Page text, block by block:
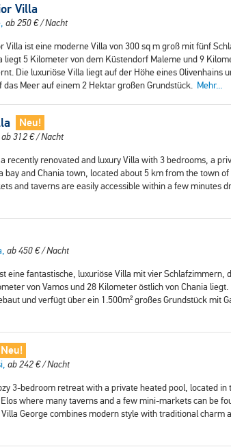
Villa
ab250€/ Nacht
Villa ist eine moderne Villa von 300 sq m groß mit fünf
liegt 5 Kilometer von dem Küstendorf Maleme und 9
Die luxuriöse Villa liegt auf der Höhe eines Olivenhains
das Meer auf einem 2 Hektar großen Grundstück. Mehr...
Neu!
ab312€/ Nacht
recently renovated and luxury Villa with 3 bedrooms, a
bay and Chania town, located about 5 km from the town
and taverns are easily accessible within a few minutes
ab450€/ Nacht
eine fantastische, luxuriöse Villa mit vier Schlafzimmern,
von Vamos und 28 Kilometer östlich von Chania
und verfügt über ein 1.500m² großes Grundstück mit
Neu!
ab242€/ Nacht
3-bedroom retreat with a private heated pool, located
where many taverns and a few mini-markets can be
George combines modern style with traditional charm